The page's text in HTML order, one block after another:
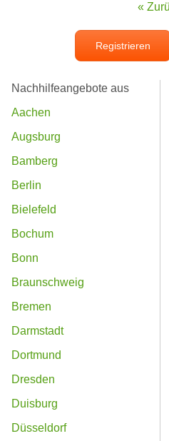
«
Registrieren
Nachhilfeangebote aus
Aachen
Augsburg
Bamberg
Berlin
Bielefeld
Bochum
Bonn
Braunschweig
Bremen
Darmstadt
Dortmund
Dresden
Duisburg
Düsseldorf